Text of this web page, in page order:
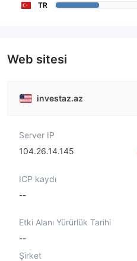
TR
Web sitesi
investaz.az
Server IP
104.26.14.145
ICP kaydı
--
Etki Alanı Yürürlük Tarihi
--
Şirket